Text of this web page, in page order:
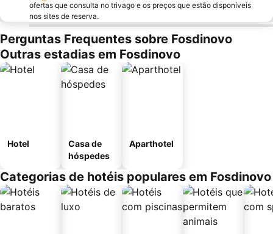
ofertas que consulta no trivago e os preços que estão disponíveis
nos sites de reserva.
Perguntas Frequentes sobre Fosdinovo
Outras estadias em Fosdinovo
Hotel
Casa de
hóspedes
Aparthotel
Categorias de hotéis populares em Fosdinovo